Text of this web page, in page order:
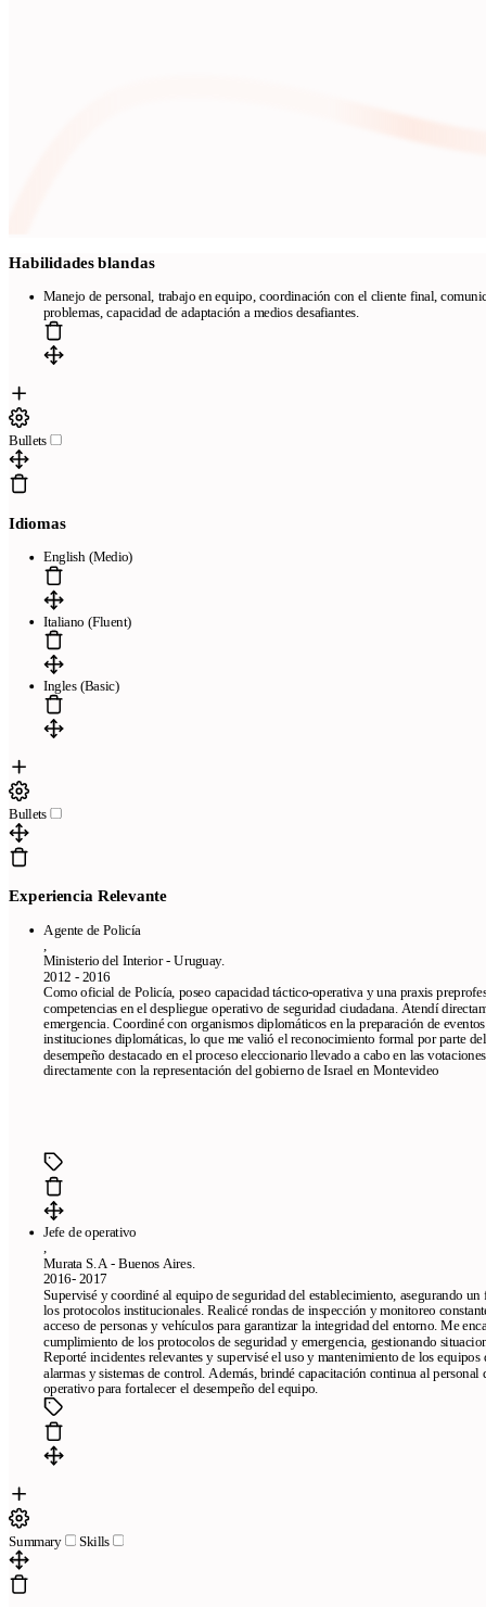
Habilidades blandas
Manejo de personal, trabajo en equipo, coordinación con el cliente final,
problemas, capacidad de adaptación a medios desafiantes.
Bullets
Idiomas
English (Medio)
Italiano (Fluent)
Ingles (Basic)
Bullets
Experiencia Relevante
Agente de Policía
Ministerio del Interior - Uruguay.
2012 - 2016
Como oficial de Policía, poseo capacidad táctico-operativa y una praxis
competencias en el despliegue operativo de seguridad ciudadana. Atendí
emergencia. Coordiné con organismos diplomáticos en la preparación de
instituciones diplomáticas, lo que me valió el reconocimiento formal por parte
desempeño destacado en el proceso eleccionario llevado a cabo en las
directamente con la representación del gobierno de Israel en Montevideo
Jefe de operativo
,
Murata S.A - Buenos Aires.
2016- 2017
Supervisé y coordiné al equipo de seguridad del establecimiento, asegurando
los protocolos institucionales. Realicé rondas de inspección y monitoreo
acceso de personas y vehículos para garantizar la integridad del entorno. Me
cumplimiento de los protocolos de seguridad y emergencia, gestionando
Reporté incidentes relevantes y supervisé el uso y mantenimiento de los
alarmas y sistemas de control. Además, brindé capacitación continua al
operativo para fortalecer el desempeño del equipo.
Summary Skills